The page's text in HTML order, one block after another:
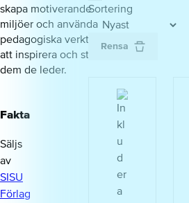
skapa motiverande
miljöer och använda
pedagogiska verktyg för
att inspirera och stödja
dem de leder.
Fakta
Säljs
av
SISU
Förlag
Sortering
Rensa